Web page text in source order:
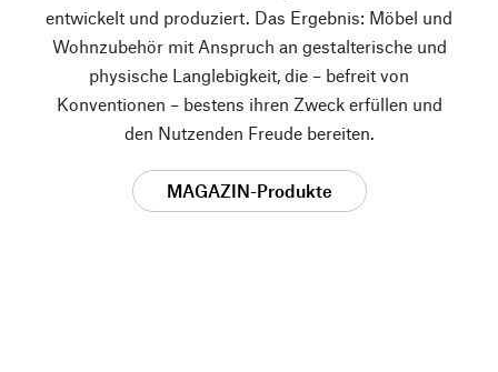
entwickelt und produziert. Das Ergebnis: Möbel und
Wohnzubehör mit Anspruch an gestalterische und
physische Langlebigkeit, die – befreit von
Konventionen – bestens ihren Zweck erfüllen und
den Nutzenden Freude bereiten.
MAGAZIN-Produkte